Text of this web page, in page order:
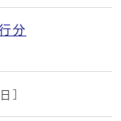
分
]